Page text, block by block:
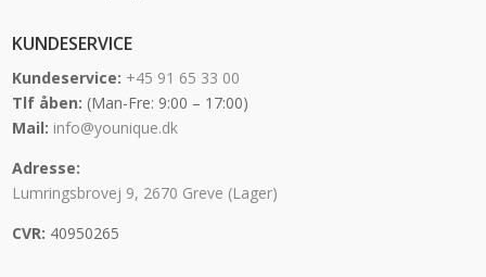
KUNDESERVICE
Kundeservice: +45 91 65 33 00
Tlf åben: (Man-Fre: 9:00 – 17:00)
Mail: info@younique.dk
Adresse:
Lumringsbrovej 9, 2670 Greve (Lager)
CVR: 40950265